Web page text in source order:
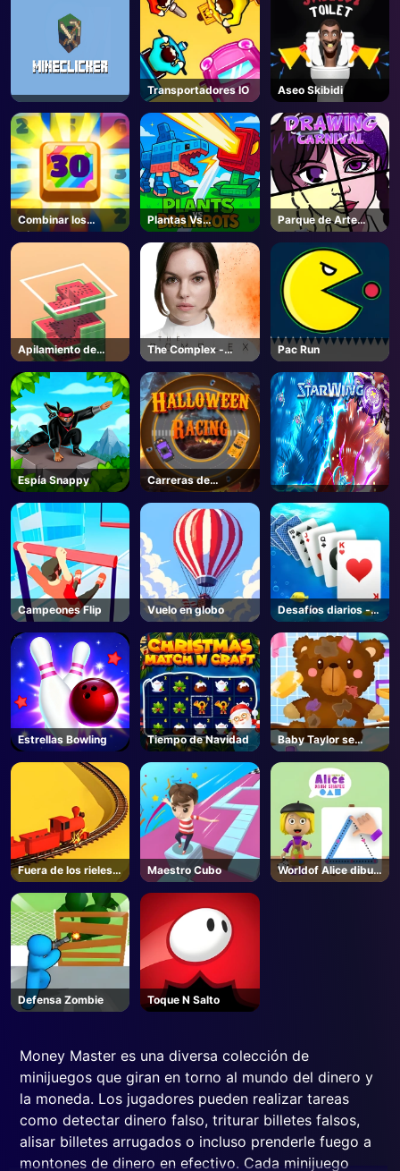
Transportadores IO Aseo Skibidi
Combinar los
números
Plantas Vs
Cerebros -
Unblocked Online
Game
Parque de Arte
Creativo
Apilamiento de
bloques
The Complex -
Steam
Pac Run
Espía Snappy
Carreras de
Halloween
Campeones Flip Vuelo en globo
Desafíos diarios -
Solitaire
Estrellas Bowling Tiempo de Navidad
Baby Taylor se
organiza
Fuera de los rieles
3D
Maestro Cubo
Worldof Alice dibuja
formas
Defensa Zombie Toque N Salto
Money Master es una diversa colección de
minijuegos que giran en torno al mundo del dinero y
la moneda. Los jugadores pueden realizar tareas
como detectar dinero falso, triturar billetes falsos,
alisar billetes arrugados o incluso prenderle fuego a
montones de dinero en efectivo. Cada minijuego